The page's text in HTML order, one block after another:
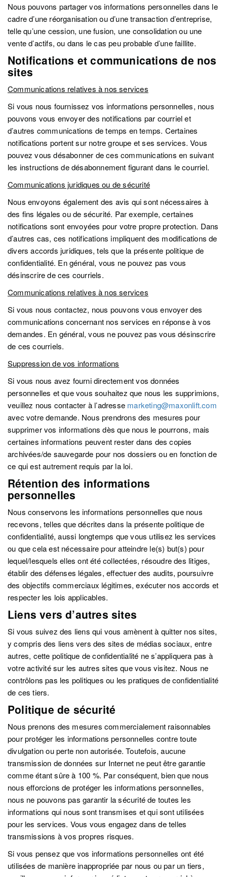
Nous pouvons partager vos informations personnelles dans le
cadre d’une réorganisation ou d’une transaction d’entreprise,
telle qu’une cession, une fusion, une consolidation ou une
vente d’actifs, ou dans le cas peu probable d’une faillite.
Notifications et communications de nos
sites
Communications relatives à nos services
Si vous nous fournissez vos informations personnelles, nous
pouvons vous envoyer des notifications par courriel et
d’autres communications de temps en temps. Certaines
notifications portent sur notre groupe et ses services. Vous
pouvez vous désabonner de ces communications en suivant
les instructions de désabonnement figurant dans le courriel.
Communications juridiques ou de sécurité
Nous envoyons également des avis qui sont nécessaires à
des fins légales ou de sécurité. Par exemple, certaines
notifications sont envoyées pour votre propre protection. Dans
d’autres cas, ces notifications impliquent des modifications de
divers accords juridiques, tels que la présente politique de
confidentialité. En général, vous ne pouvez pas vous
désinscrire de ces courriels.
Communications relatives à nos services
Si vous nous contactez, nous pouvons vous envoyer des
communications concernant nos services en réponse à vos
demandes. En général, vous ne pouvez pas vous désinscrire
de ces courriels.
Suppression de vos informations
Si vous nous avez fourni directement vos données
personnelles et que vous souhaitez que nous les supprimions,
veuillez nous contacter à l’adresse marketing@maxonlift.com
avec votre demande. Nous prendrons des mesures pour
supprimer vos informations dès que nous le pourrons, mais
certaines informations peuvent rester dans des copies
archivées/de sauvegarde pour nos dossiers ou en fonction de
ce qui est autrement requis par la loi.
Rétention des informations
personnelles
Nous conservons les informations personnelles que nous
recevons, telles que décrites dans la présente politique de
confidentialité, aussi longtemps que vous utilisez les services
ou que cela est nécessaire pour atteindre le(s) but(s) pour
lequel/lesquels elles ont été collectées, résoudre des litiges,
établir des défenses légales, effectuer des audits, poursuivre
des objectifs commerciaux légitimes, exécuter nos accords et
respecter les lois applicables.
Liens vers d’autres sites
Si vous suivez des liens qui vous amènent à quitter nos sites,
y compris des liens vers des sites de médias sociaux, entre
autres, cette politique de confidentialité ne s’appliquera pas à
votre activité sur les autres sites que vous visitez. Nous ne
contrôlons pas les politiques ou les pratiques de confidentialité
de ces tiers.
Politique de sécurité
Nous prenons des mesures commercialement raisonnables
pour protéger les informations personnelles contre toute
divulgation ou perte non autorisée. Toutefois, aucune
transmission de données sur Internet ne peut être garantie
comme étant sûre à 100 %. Par conséquent, bien que nous
nous efforcions de protéger les informations personnelles,
nous ne pouvons pas garantir la sécurité de toutes les
informations qui nous sont transmises et qui sont utilisées
pour les services. Vous vous engagez dans de telles
transmissions à vos propres risques.
Si vous pensez que vos informations personnelles ont été
utilisées de manière inappropriée par nous ou par un tiers,